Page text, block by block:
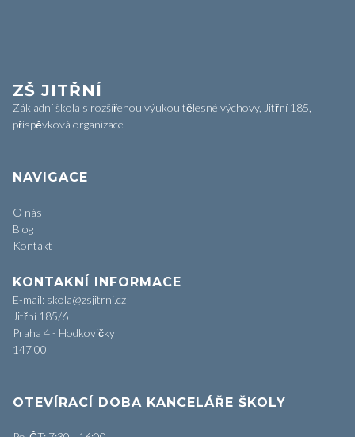
ZŠ JITŘNÍ
Základní škola s rozšířenou výukou tělesné výchovy, Jitřní 185,
příspěvková organizace
NAVIGACE
O nás
Blog
Kontakt
KONTAKNÍ INFORMACE
E-mail: skola@zsjitrni.cz
Jitřní 185/6
Praha 4 - Hodkovičky
147 00
OTEVÍRACÍ DOBA KANCELÁŘE ŠKOLY